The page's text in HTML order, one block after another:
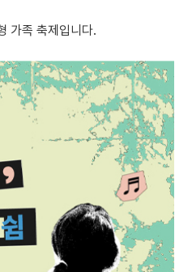
가족 축제입니다.